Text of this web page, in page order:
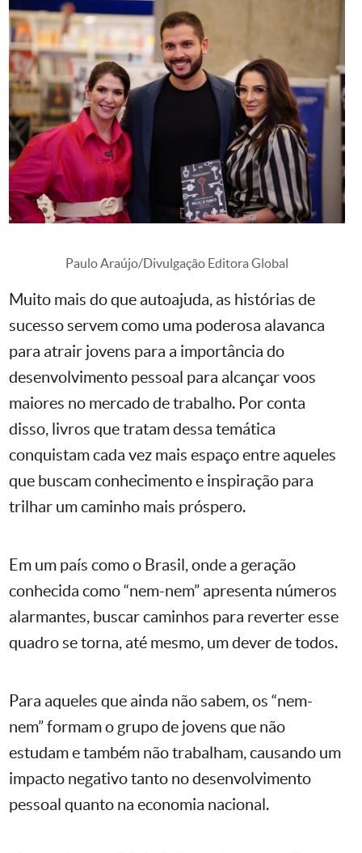
Paulo Araújo/Divulgação Editora Global
Muito mais do que autoajuda, as histórias de
sucesso servem como uma poderosa alavanca
para atrair jovens para a importância do
desenvolvimento pessoal para alcançar voos
maiores no mercado de trabalho. Por conta
disso, livros que tratam dessa temática
conquistam cada vez mais espaço entre aqueles
que buscam conhecimento e inspiração para
trilhar um caminho mais próspero.
Em um país como o Brasil, onde a geração
conhecida como “nem-nem” apresenta números
alarmantes, buscar caminhos para reverter esse
quadro se torna, até mesmo, um dever de todos.
Para aqueles que ainda não sabem, os “nem-
nem” formam o grupo de jovens que não
estudam e também não trabalham, causando um
impacto negativo tanto no desenvolvimento
pessoal quanto na economia nacional.